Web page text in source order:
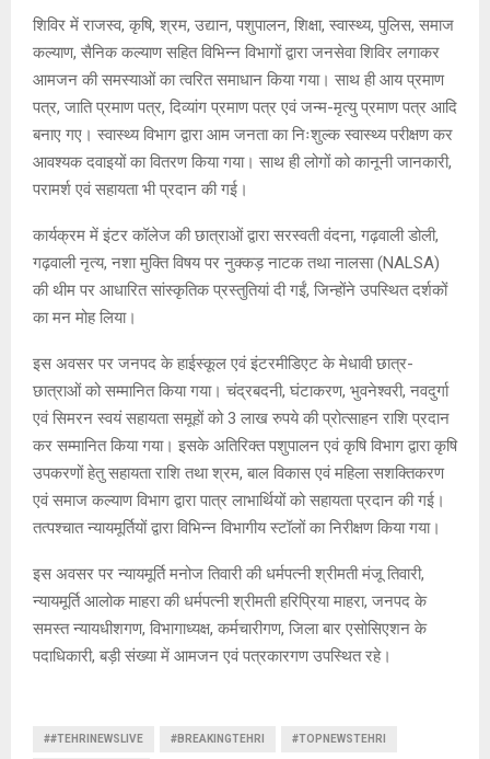
शिविर में राजस्व, कृषि, श्रम, उद्यान, पशुपालन, शिक्षा, स्वास्थ्य, पुलिस, समाज
कल्याण, सैनिक कल्याण सहित विभिन्न विभागों द्वारा जनसेवा शिविर लगाकर
आमजन की समस्याओं का त्वरित समाधान किया गया। साथ ही आय प्रमाण
पत्र, जाति प्रमाण पत्र, दिव्यांग प्रमाण पत्र एवं जन्म-मृत्यु प्रमाण पत्र आदि
बनाए गए। स्वास्थ्य विभाग द्वारा आम जनता का निःशुल्क स्वास्थ्य परीक्षण कर
आवश्यक दवाइयों का वितरण किया गया। साथ ही लोगों को कानूनी जानकारी,
परामर्श एवं सहायता भी प्रदान की गई।
कार्यक्रम में इंटर कॉलेज की छात्राओं द्वारा सरस्वती वंदना, गढ़वाली डोली,
गढ़वाली नृत्य, नशा मुक्ति विषय पर नुक्कड़ नाटक तथा नालसा (NALSA)
की थीम पर आधारित सांस्कृतिक प्रस्तुतियां दी गईं, जिन्होंने उपस्थित दर्शकों
का मन मोह लिया।
इस अवसर पर जनपद के हाईस्कूल एवं इंटरमीडिएट के मेधावी छात्र-
छात्राओं को सम्मानित किया गया। चंद्रबदनी, घंटाकरण, भुवनेश्वरी, नवदुर्गा
एवं सिमरन स्वयं सहायता समूहों को 3 लाख रुपये की प्रोत्साहन राशि प्रदान
कर सम्मानित किया गया। इसके अतिरिक्त पशुपालन एवं कृषि विभाग द्वारा कृषि
उपकरणों हेतु सहायता राशि तथा श्रम, बाल विकास एवं महिला सशक्तिकरण
एवं समाज कल्याण विभाग द्वारा पात्र लाभार्थियों को सहायता प्रदान की गई।
तत्पश्चात न्यायमूर्तियों द्वारा विभिन्न विभागीय स्टॉलों का निरीक्षण किया गया।
इस अवसर पर न्यायमूर्ति मनोज तिवारी की धर्मपत्नी श्रीमती मंजू तिवारी,
न्यायमूर्ति आलोक माहरा की धर्मपत्नी श्रीमती हरिप्रिया माहरा, जनपद के
समस्त न्यायधीशगण, विभागाध्यक्ष, कर्मचारीगण, जिला बार एसोसिएशन के
पदाधिकारी, बड़ी संख्या में आमजन एवं पत्रकारगण उपस्थित रहे।
##TEHRINEWSLIVE #BREAKINGTEHRI #TOPNEWSTEHRI